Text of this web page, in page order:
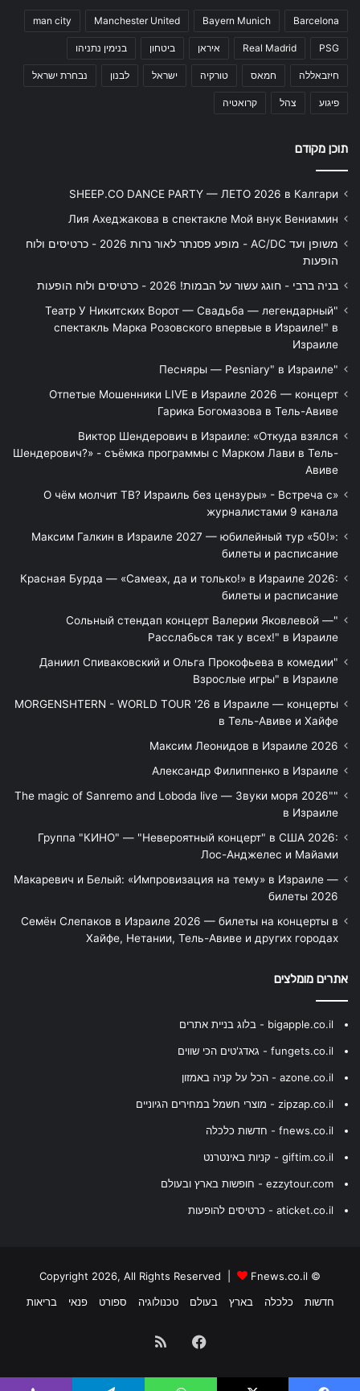
Barcelona
Bayern Munich
Manchester United
man city
PSG
Real Madrid איראן ביטחון בנימין נתניהו
חיזבאללה חמאס טורקיה ישראל לבנון נבחרת ישראל
פיגוע צהל קרואטיה
תוכן מקודם
SHEEP.CO DANCE PARTY — ЛЕТО 2026 в Калгари
Лия Ахеджакова в спектакле Мой внук Вениамин
משופן ועד AC/DC - מופע פסנתר לאור נרות 2026 - כרטיסים ולוח
הופעות
בניה ברבי - חוגג עשור על הבמות! 2026 - כרטיסים ולוח הופעות
"Театр У Никитских Ворот — Свадьба — легендарный
спектакль Марка Розовского впервые в Израиле!" в
Израиле
"Песняры — Pesniary" в Израиле
Отпетые Мошенники LIVE в Израиле 2026 — концерт
Гарика Богомазова в Тель-Авиве
Виктор Шендерович в Израиле: «Откуда взялся
Шендерович?» - съёмка программы с Марком Лави в Тель-
Авиве
«О чём молчит ТВ? Израиль без цензуры» - Встреча с
журналистами 9 канала
Максим Галкин в Израиле 2027 — юбилейный тур «50!»:
билеты и расписание
Красная Бурда — «Самеах, да и только!» в Израиле 2026:
билеты и расписание
"Сольный стендап концерт Валерии Яковлевой —
Расслабься так у всех!" в Израиле
"Даниил Спиваковский и Ольга Прокофьева в комедии
Взрослые игры" в Израиле
MORGENSHTERN - WORLD TOUR '26 в Израиле — концерты
в Тель-Авиве и Хайфе
Максим Леонидов в Израиле 2026
Александр Филиппенко в Израиле
"The magic of Sanremo and Loboda live — Звуки моря 2026"
в Израиле
Группа "КИНО" — "Невероятный концерт" в США 2026:
Лос-Анджелес и Майами
Макаревич и Белый: «Импровизация на тему» в Израиле —
билеты 2026
Семён Слепаков в Израиле 2026 — билеты на концерты в
Хайфе, Нетании, Тель-Авиве и других городах
אתרים מומלצים
bigapple.co.il - בלוג בניית אתרים
fungets.co.il - גאדג'טים הכי שווים
azone.co.il - הכל על קניה באמזון
zipzap.co.il - מוצרי חשמל במחירים הגיוניים
fnews.co.il - חדשות כלכלה
giftim.co.il - קניות באינטרנט
ezzytour.com - חופשות בארץ ובעולם
aticket.co.il - כרטיסים להופעות
© Copyright 2026, All Rights Reserved |
Fnews.co.il
חדשות
כלכלה בארץ בעולם טכנולוגיה ספורט פנאי בריאות
Facebook